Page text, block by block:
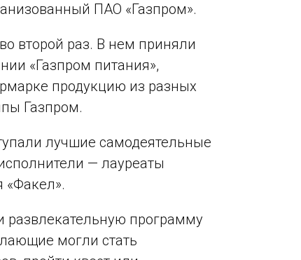
ПАО «Газпром».
второй раз. В нем приняли
«Газпром питания»,
продукцию из разных
Газпром.
лучшие самодеятельные
— лауреаты
«Факел».
развлекательную программу
могли стать